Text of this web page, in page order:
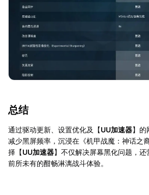
总结
通过驱动更新、设置优化及【UU加速器】的
减少黑屏频率，沉浸在《机甲战魔：神话之
择【UU加速器】不仅解决屏幕黑化问题，
前所未有的酣畅淋漓战斗体验。